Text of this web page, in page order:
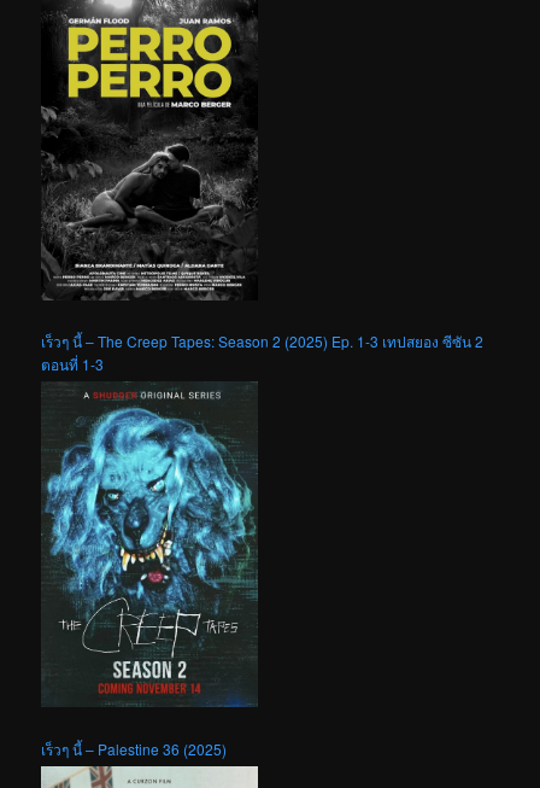
เร็วๆ นี้ – The Creep Tapes: Season 2 (2025) Ep. 1-3 เทปสยอง ซีซัน 2
ตอนที่ 1-3
เร็วๆ นี้ – Palestine 36 (2025)